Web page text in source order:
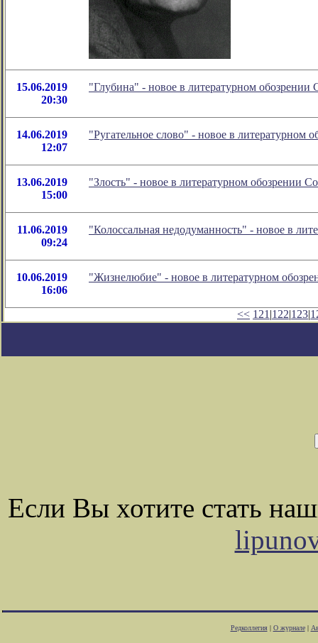
15.06.2019
20:30
"Глубина" - новое в литературном
14.06.2019
12:07
"Ругательное слово" - новое в литературном
13.06.2019
15:00
"Злость" - новое в литературном обозрении
11.06.2019
09:24
"Колоссальная недодуманность" - новое в
10.06.2019
16:06
"Жизнелюбие" - новое в литературном
<< 121 |122|123|
Если Вы хотите стать
Редколлегия| О журнале|